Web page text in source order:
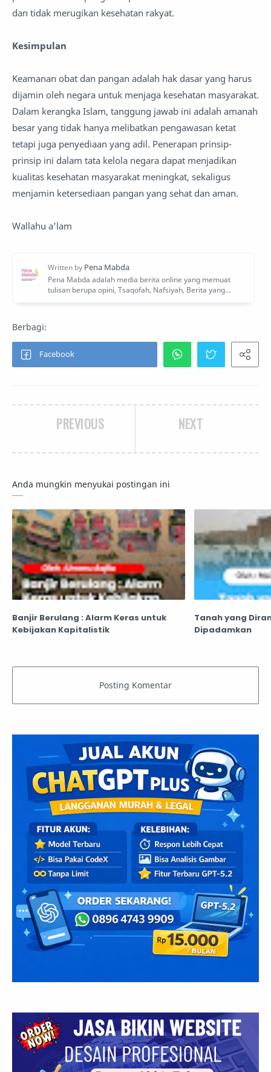
dan tidak merugikan kesehatan rakyat.
Kesimpulan
Keamanan obat dan pangan adalah hak dasar yang harus
dijamin oleh negara untuk menjaga kesehatan masyarakat.
Dalam kerangka Islam, tanggung jawab ini adalah amanah
besar yang tidak hanya melibatkan pengawasan ketat
tetapi juga penyediaan yang adil. Penerapan prinsip-
prinsip ini dalam tata kelola negara dapat menjadikan
kualitas kesehatan masyarakat meningkat, sekaligus
menjamin ketersediaan pangan yang sehat dan aman.
Wallahu a'lam
NEXT
PREVIOUS
Anda mungkin menyukai postingan ini
Banjir Berulang : Alarm Keras untuk
Kebijakan Kapitalistik
Tanah yang
Dipadamkan